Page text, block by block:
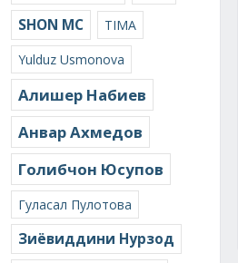
SHON MC
TIMA
Yulduz Usmonova
Алишер Набиев
Анвар Ахмедов
Голибчон Юсупов
Гуласал Пулотова
Зиёвиддини Нурзод